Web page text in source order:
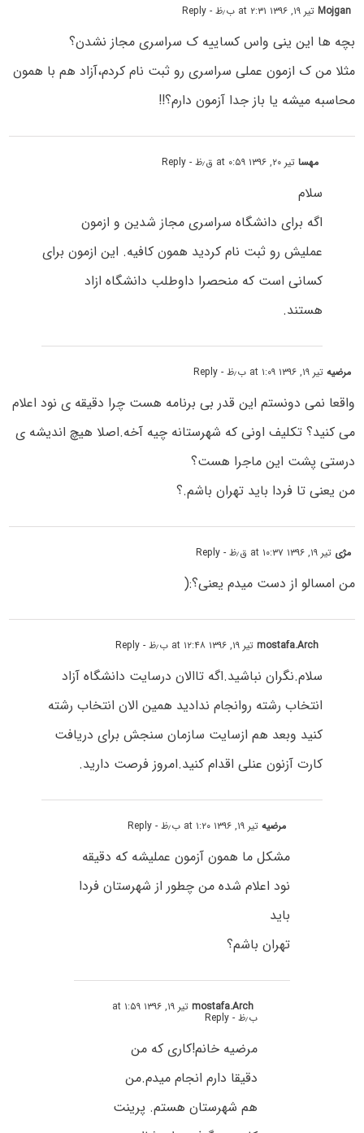
Mojganتیر ۱۹, ۱۳۹۶ at ۲:۳۱ ب٫ظ - Reply
بچه ها این ینی واس کساییه ک سراسری مجاز نشدن؟
مثلا من ک ازمون عملی سراسری رو ثبت نام کردم،آزاد هم با همون
محاسبه میشه یا باز جدا آزمون دارم؟!!
مهساتیر ۲۰, ۱۳۹۶ at ۰:۵۹ ق٫ظ - Reply
سلام
اگه برای دانشگاه سراسری مجاز شدین و ازمون
عملیش رو ثبت نام کردید همون کافیه. این ازمون برای
کسانی است که منحصرا داوطلب دانشگاه ازاد
هستند.
مرضیهتیر ۱۹, ۱۳۹۶ at ۱:۰۹ ب٫ظ - Reply
واقعا نمی دونستم این قدر بی برنامه هست چرا دقیقه ی نود اعلام
می کنید؟ تکلیف اونی که شهرستانه چیه آخه.اصلا هیچ اندیشه ی
درستی پشت این ماجرا هست؟
من یعنی تا فردا باید تهران باشم.؟
مژی تیر ۱۹, ۱۳۹۶ at ۱۰:۳۷ ق٫ظ - Reply
من امسالو از دست میدم یعنی؟:(
mostafa.Archتیر ۱۹, ۱۳۹۶ at ۱۲:۴۸ ب٫ظ - Reply
سلام.نگران نباشید.اگه تاالان درسایت دانشگاه آزاد
انتخاب رشته روانجام ندادید همین الان انتخاب رشته
کنید وبعد هم ازسایت سازمان سنجش برای دریافت
کارت آزنون عنلی اقدام کنید.امروز فرصت دارید.
مرضیهتیر ۱۹, ۱۳۹۶ at ۱:۲۰ ب٫ظ - Reply
مشکل ما همون آزمون عملیشه که دقیقه
نود اعلام شده من چطور از شهرستان فردا
باید
تهران باشم؟
mostafa.Arch تیر ۱۹, ۱۳۹۶ at ۱:۵۹
ب٫ظ - Reply
مرضیه خانم!کاری که من
دقیقا دارم انجام میدم.من
هم شهرستان هستم. پرینت